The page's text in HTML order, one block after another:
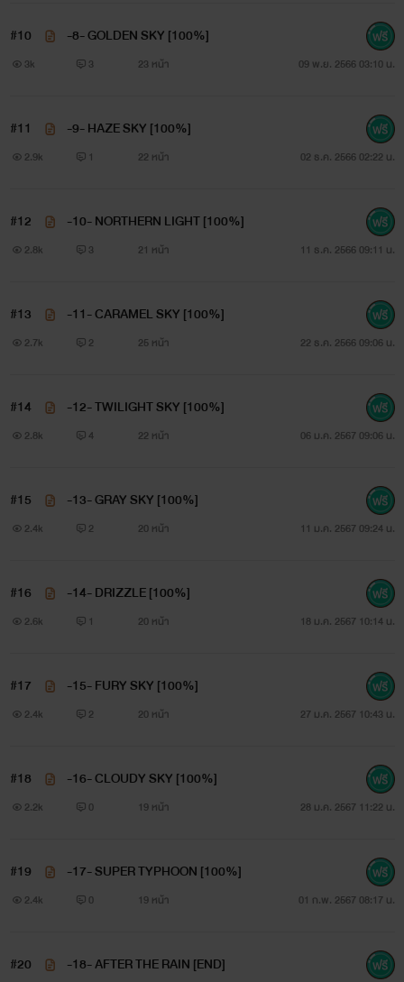
#10 -8- GOLDEN SKY [100%]
3k 3 23 หน้า 09 พ.ย. 2566 03:10 น.
#11 -9- HAZE SKY [100%]
2.9k 1 22 หน้า 02 ธ.ค. 2566 02:22 น.
#12 -10- NORTHERN LIGHT [100%]
2.8k 3 21 หน้า 11 ธ.ค. 2566 09:11 น.
#13 -11- CARAMEL SKY [100%]
2.7k 2 25 หน้า 22 ธ.ค. 2566 09:06 น.
#14 -12- TWILIGHT SKY [100%]
2.8k 4 22 หน้า 06 ม.ค. 2567 09:06 น.
#15 -13- GRAY SKY [100%]
2.4k 2 20 หน้า 11 ม.ค. 2567 09:24 น.
#16 -14- DRIZZLE [100%]
2.6k 1 20 หน้า 18 ม.ค. 2567 10:14 น.
#17 -15- FURY SKY [100%]
2.4k 2 20 หน้า 27 ม.ค. 2567 10:43 น.
#18 -16- CLOUDY SKY [100%]
2.2k 0 19 หน้า 28 ม.ค. 2567 11:22 น.
#19 -17- SUPER TYPHOON [100%]
2.4k 0 19 หน้า 01 ก.พ. 2567 08:17 น.
#20 -18- AFTER THE RAIN [END]